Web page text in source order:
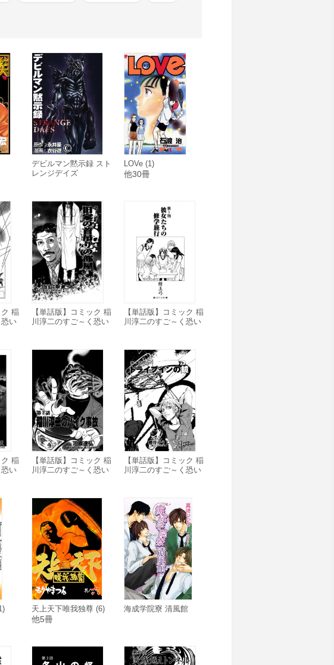
デビルマン黙示録 スト
レンジデイズ
LOVe (1)
他30冊
ク 稲
い
【単話版】コミック 稲
川淳二のすご～く恐い
【単話版】コミック 稲
川淳二のすご～く恐い
ク 稲
い
【単話版】コミック 稲
川淳二のすご～く恐い
【単話版】コミック 稲
川淳二のすご～く恐い
天上天下唯我独尊 (6)
他5冊
海成学院寮 清風館